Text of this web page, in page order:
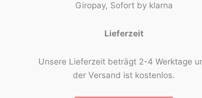
Giropay, Sofort by klarna
Lieferzeit
Unsere Lieferzeit beträgt 2-4 Werktage
der Versand ist kostenlos.